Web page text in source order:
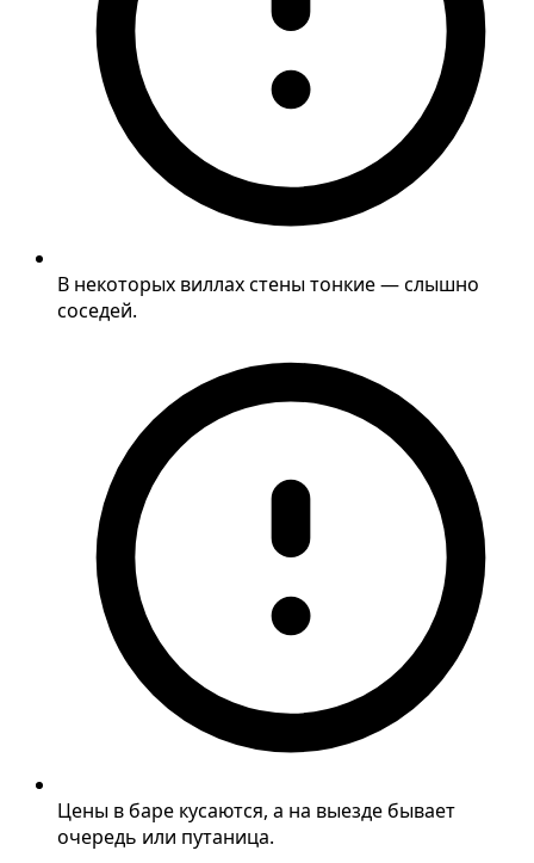
В некоторых виллах стены тонкие — слышно
соседей.
Цены в баре кусаются, а на выезде бывает
очередь или путаница.